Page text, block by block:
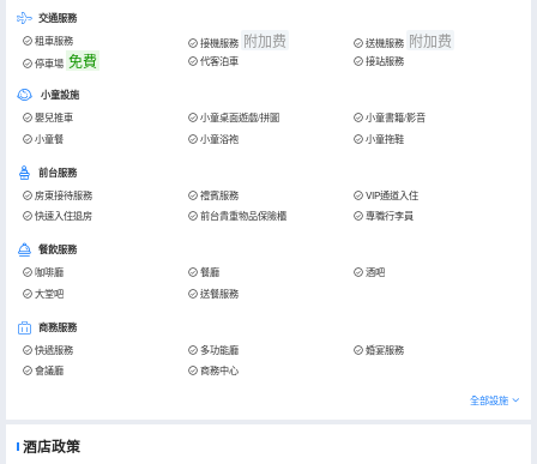
交通服務
租車服務 接機服務 附加费 送機服務 附加费
停車場 免費 代客泊車 接站服務
小童設施
嬰兒推車 小童桌面遊戲/拼圖
小童書籍/影音
小童餐
小童浴袍 小童拖鞋
前台服務
房東接待服務 禮賓服務
VIP通道入住
快速入住退房
前台貴重物品保險櫃 專職行李員
餐飲服務
咖啡廳 餐廳
酒吧
大堂吧
送餐服務
商務服務
快遞服務 多功能廳
婚宴服務
會議廳
商務中心
全部設施
酒店政策